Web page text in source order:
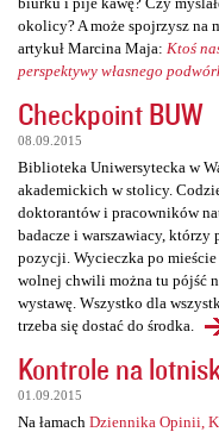
okolicy? A może spojrzysz na
artykuł Marcina Maja: Ktoś
perspektywy własnego
Checkpoint BUW
08.09.2015
Biblioteka Uniwersytecka w
akademickich w stolicy.
doktorantów i pracowników
badacze i warszawiacy,
pozycji. Wycieczka po
wolnej chwili można tu pójść
wystawę. Wszystko dla
trzeba się dostać do środka.
Kontrole na
01.09.2015
Na łamach Dziennika Opinii,